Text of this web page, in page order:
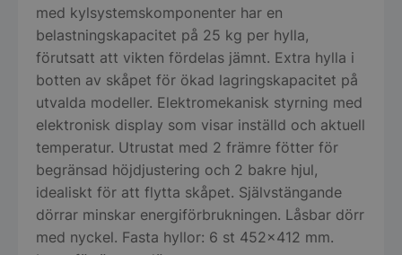
med kylsystemskomponenter har en
belastningskapacitet på 25 kg per hylla,
förutsatt att vikten fördelas jämnt. Extra hylla i
botten av skåpet för ökad lagringskapacitet på
utvalda modeller. Elektromekanisk styrning med
elektronisk display som visar inställd och aktuell
temperatur. Utrustat med 2 främre fötter för
begränsad höjdjustering och 2 bakre hjul,
idealiskt för att flytta skåpet. Självstängande
dörrar minskar energiförbrukningen. Låsbar dörr
med nyckel. Fasta hyllor: 6 st 452×412 mm.